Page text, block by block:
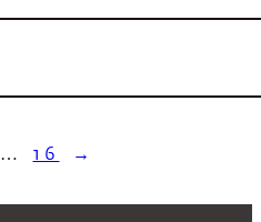
… 16 →